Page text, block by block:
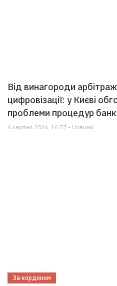
Від винагороди
цифровізації: у Києві
проблеми процедур
6 серпня 2026, 16:57 • Новини
За кордоном